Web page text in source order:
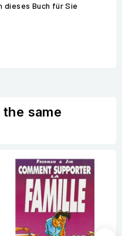
dieses Buch für Sie
same